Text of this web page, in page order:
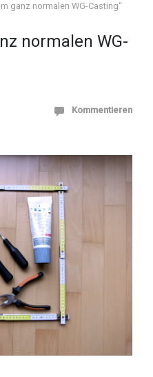
ganz normalen WG-Casting“
normalen WG-
Kommentieren